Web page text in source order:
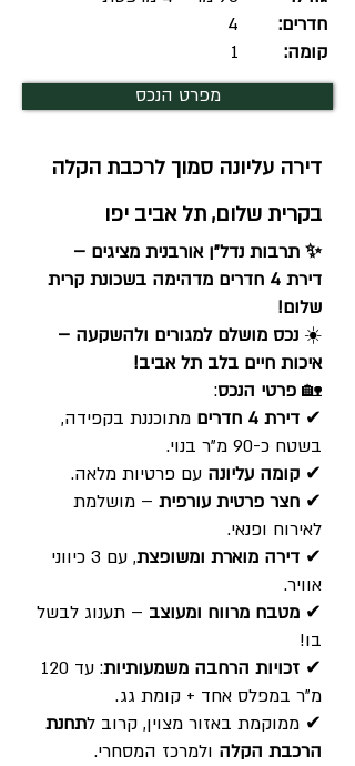
4
1
חדרים:
קומה:
מפרט הנכס
דירה עליונה סמוך לרכבת הקלה
בקרית שלום, תל אביב יפו
✨ תרבות נדל"ן אורבנית מציגים –
דירת 4 חדרים מדהימה בשכונת קרית
שלום!
☀️ נכס מושלם למגורים ולהשקעה –
איכות חיים בלב תל אביב!
🏡 פרטי הנכס:
✔ דירת 4 חדרים
מתוכננת בקפידה,
בשטח כ-90 מ"ר בנוי.
✔ קומה עליונה עם פרטיות מלאה.
✔ חצר פרטית עורפית – מושלמת
לאירוח ופנאי.
✔ דירה מוארת ומשופצת
, עם 3 כיווני
אוויר.
✔ מטבח מרווח ומעוצב – תענוג לבשל
בו!
✔ זכויות הרחבה משמעותיות
: עד 120
מ"ר במפלס אחד + קומת גג.
✔ ממוקמת באזור מצוין, קרוב לתחנת
הרכבת הקלה ולמרכז המסחרי.